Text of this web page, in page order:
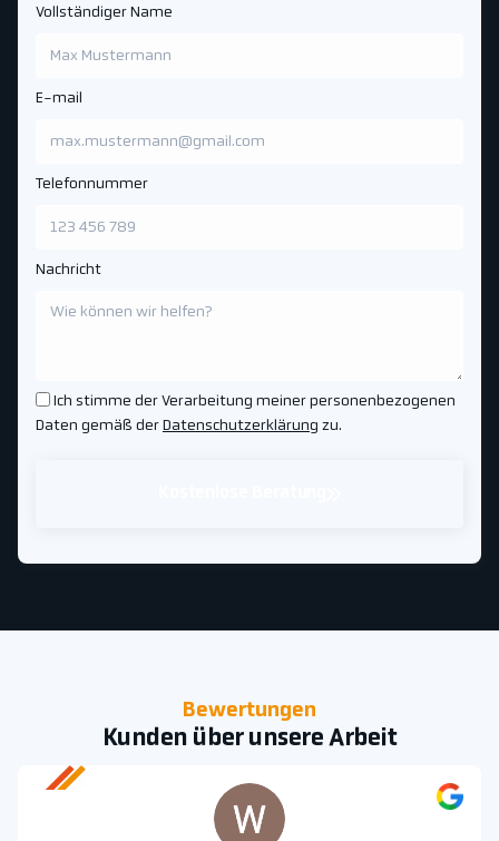
Vollständiger Name
E-mail
Telefonnummer
Nachricht
Ich stimme der Verarbeitung meiner personenbezogenen
Daten gemäß der Datenschutzerklärung zu.
Bewertungen
Kunden über unsere Arbeit